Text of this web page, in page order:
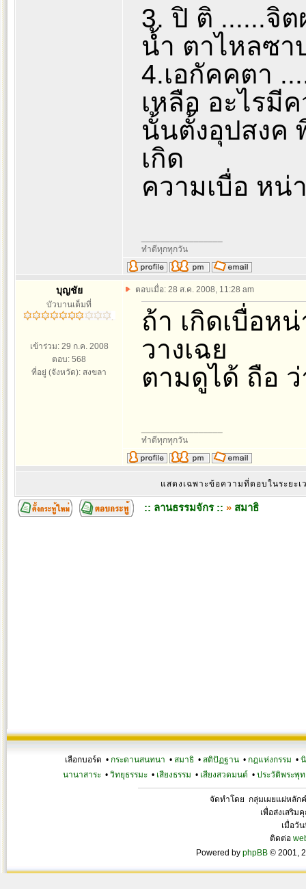
3. ปิ ติ ......จิ
น้ำ ตาไหลซา
4.เอกัคคตา
เหลือ อะไรมี
นั้นตั้งอุปสงค
เกิด
ความเบื่อ หน่
ทำดีทุกทุกวัน
บุญชัย
บัวบานเต็มที่
เข้าร่วม: 29 ก.ค. 2008
ตอบ: 568
ที่อยู่ (จังหวัด): สงขลา
ตอบเมื่อ: 28 ส.ค. 2008, 11:28 am
ถ้า เกิดเบื่อห
วางเฉย
ตามดูได้ ถือ
ทำดีทุกทุกวัน
แสดงเฉพาะข้อความที่ตอบในระยะ
:: ลานธรรมจักร :: » สมาธิ
เลือกบอร์ด • กระดานสนทนา • สมาธิ • สติปัฏฐาน • กฎแห่งกรรม •
นานาสาระ• วิทยุธรรมะ• เสียงธรรม • เสียงสวดมนต์ • ประวัติพระพุท
จัดทำโดย กลุ่มเผยแผ่หลัก
เพื่อส่งเสริม
เมื่อวั
ติดต่อ
Powered by phpBB © 2001,